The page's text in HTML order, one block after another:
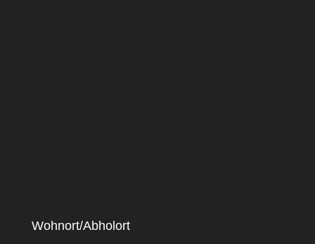
Wohnort/Abholort